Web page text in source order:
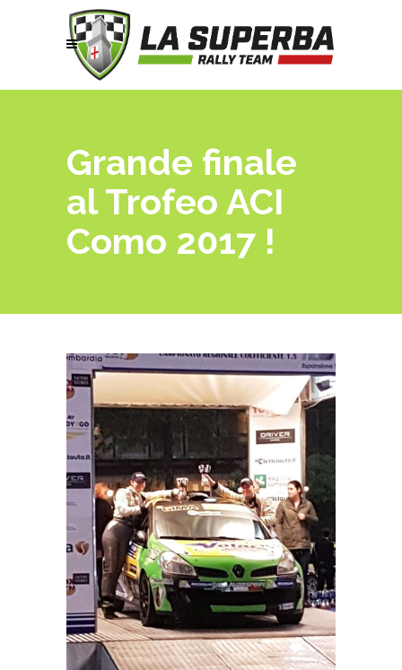
Grande finale
al Trofeo ACI
Como 2017 !